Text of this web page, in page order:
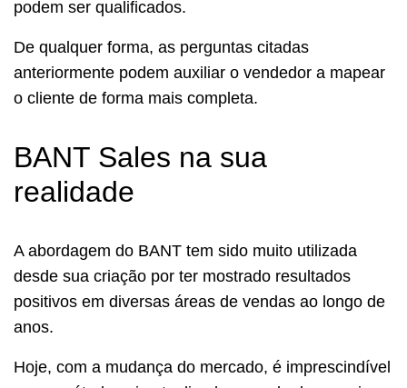
podem ser qualificados.
De qualquer forma, as perguntas citadas
anteriormente podem auxiliar o vendedor a mapear
o cliente de forma mais completa.
BANT Sales na sua
realidade
A abordagem do BANT tem sido muito utilizada
desde sua criação por ter mostrado resultados
positivos em diversas áreas de vendas ao longo de
anos.
Hoje, com a mudança do mercado, é imprescindível